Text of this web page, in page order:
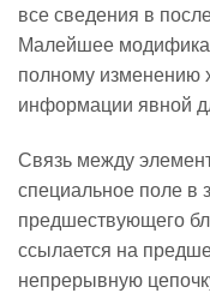
все сведения в
Малейшее
полному изменению
информации явной
Связь между
специальное поле в
предшествующего
ссылается на
непрерывную